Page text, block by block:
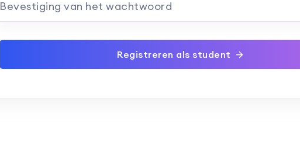
Bevestiging van het wachtwoord
Registreren als student